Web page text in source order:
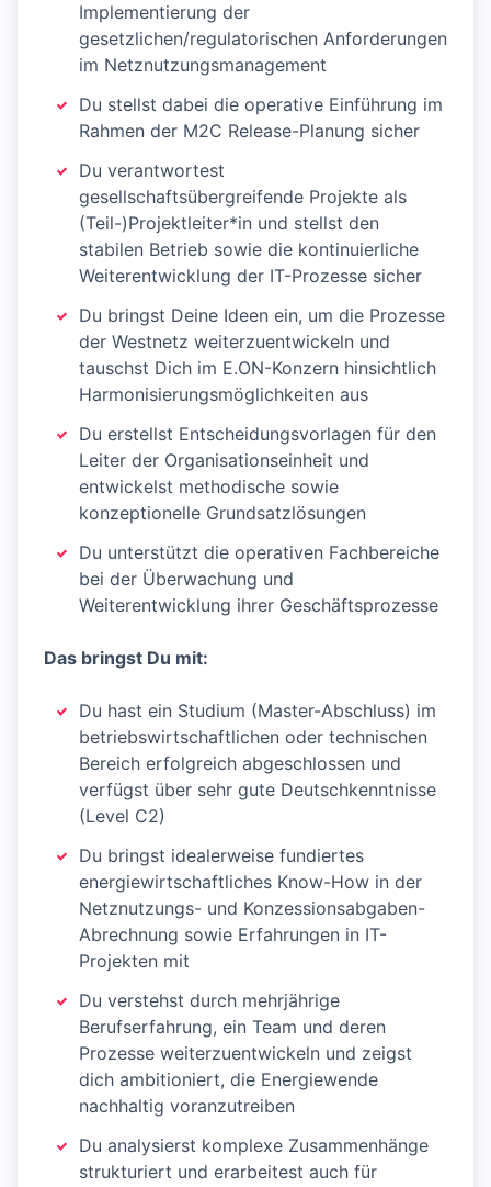
Implementierung der
gesetzlichen/regulatorischen Anforderungen
im Netznutzungsmanagement
Du stellst dabei die operative Einführung im
Rahmen der M2C Release-Planung sicher
Du verantwortest
gesellschaftsübergreifende Projekte als
(Teil-)Projektleiter*in und stellst den
stabilen Betrieb sowie die kontinuierliche
Weiterentwicklung der IT-Prozesse sicher
Du bringst Deine Ideen ein, um die Prozesse
der Westnetz weiterzuentwickeln und
tauschst Dich im E.ON-Konzern hinsichtlich
Harmonisierungsmöglichkeiten aus
Du erstellst Entscheidungsvorlagen für den
Leiter der Organisationseinheit und
entwickelst methodische sowie
konzeptionelle Grundsatzlösungen
Du unterstützt die operativen Fachbereiche
bei der Überwachung und
Weiterentwicklung ihrer Geschäftsprozesse
Das bringst Du mit:
Du hast ein Studium (Master-Abschluss) im
betriebswirtschaftlichen oder technischen
Bereich erfolgreich abgeschlossen und
verfügst über sehr gute Deutschkenntnisse
(Level C2)
Du bringst idealerweise fundiertes
energiewirtschaftliches Know-How in der
Netznutzungs- und Konzessionsabgaben-
Abrechnung sowie Erfahrungen in IT-
Projekten mit
Du verstehst durch mehrjährige
Berufserfahrung, ein Team und deren
Prozesse weiterzuentwickeln und zeigst
dich ambitioniert, die Energiewende
nachhaltig voranzutreiben
Du analysierst komplexe Zusammenhänge
strukturiert und erarbeitest auch für